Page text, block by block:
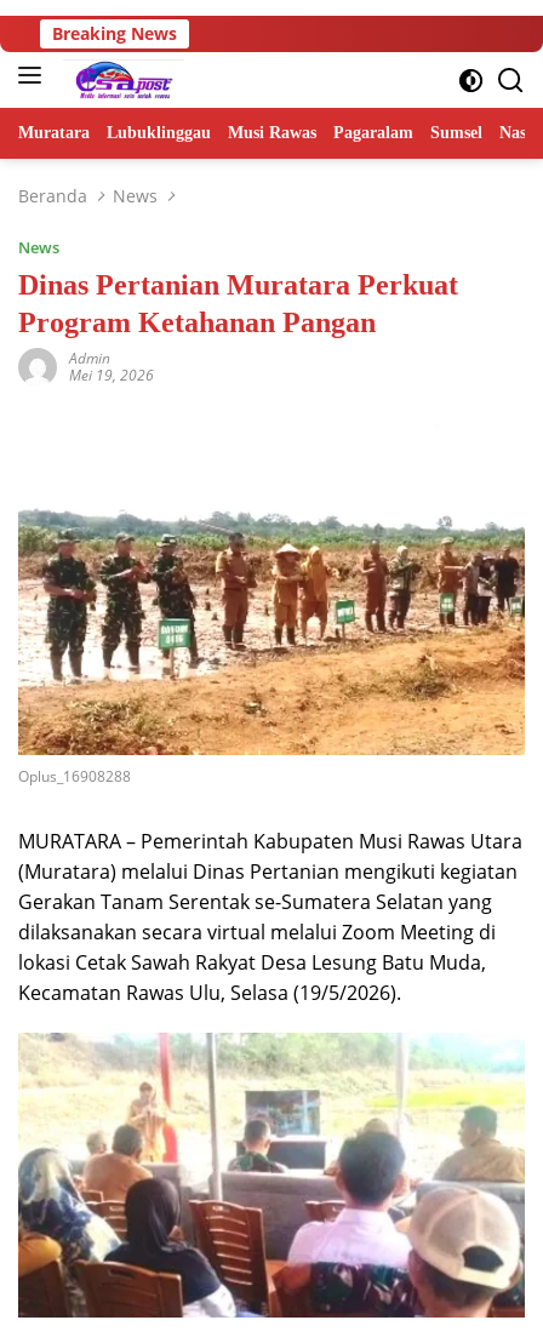
Langsung
ke
konten
Breaking News
Muratara Lubuklinggau Musi Rawas Pagaralam Sumsel
Beranda News
News
Dinas Pertanian Muratara Perkuat
Program Ketahanan Pangan
Admin
Mei 19, 2026
Oplus_16908288
MURATARA – Pemerintah Kabupaten Musi Rawas Utara
(Muratara) melalui Dinas Pertanian mengikuti kegiatan
Gerakan Tanam Serentak se-Sumatera Selatan yang
dilaksanakan secara virtual melalui Zoom Meeting di
lokasi Cetak Sawah Rakyat Desa Lesung Batu Muda,
Kecamatan Rawas Ulu, Selasa (19/5/2026).